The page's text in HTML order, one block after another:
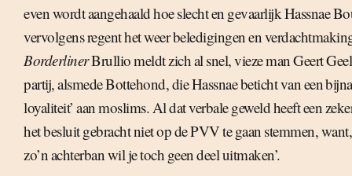
even wordt aangehaald hoe slecht en gevaarlijk Hassnae
vervolgens regent het weer beledigingen en
BorderlinerBrullio meldt zich al snel, vieze man Geert
partij, alsmede Bottehond, die Hassnae beticht van een
loyaliteit’ aan moslims. Al dat verbale geweld heeft een
het besluit gebracht niet op de PVV te gaan stemmen, want,
zo’n achterban wil je toch geen deel uitmaken’.